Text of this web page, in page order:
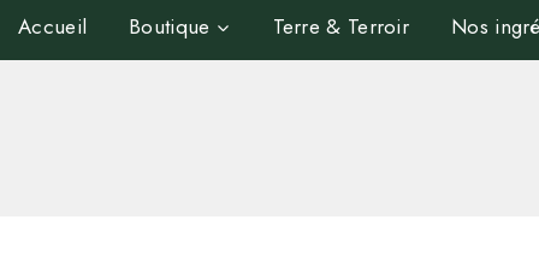
Accueil Boutique Terre & Terroir Nos